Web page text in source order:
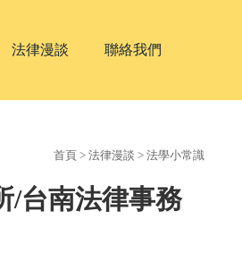
法律漫談 聯絡我們
首頁 > 法律漫談 > 法學小常識
/台南法律事務